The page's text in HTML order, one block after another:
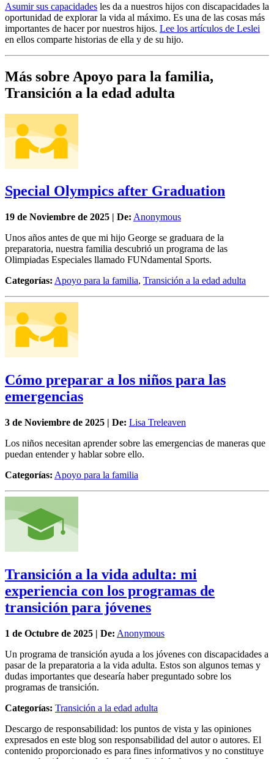
Asumir sus capacidades les da a nuestros hijos con discapacidades la
oportunidad de explorar la vida al máximo. Es una de las cosas más
importantes de hacer por nuestros hijos. Lee los artículos de Leslei
en ellos comparte historias de ella y de su hijo.
Más sobre Apoyo para la familia,
Transición a la edad adulta
Special Olympics after Graduation
19 de Noviembre de 2025 | De: Anonymous
Unos años antes de que mi hijo George se graduara de la
preparatoria, nuestra familia descubrió un programa de las
Olimpiadas Especiales llamado FUNdamental Sports.
Categorías: Apoyo para la familia, Transición a la edad adulta
Cómo preparar a los niños para las
emergencias
3 de Noviembre de 2025 | De: Lisa Treleaven
Los niños necesitan aprender sobre las emergencias de maneras que
puedan entender y hablar sobre ello.
Categorías: Apoyo para la familia
Transición a la vida adulta: mi
experiencia con los programas de
transición para jóvenes
1 de Octubre de 2025 | De: Anonymous
Un programa de transición ayuda a los jóvenes con discapacidades a
pasar de la preparatoria a la vida adulta. Estos son algunos temas y
dudas importantes que desearía haber preguntado sobre los
programas de transición.
Categorías: Transición a la edad adulta
Descargo de responsabilidad: los puntos de vista y las opiniones
expresados en este blog son responsabilidad del autor o autores. El
contenido proporcionado es para fines informativos y no constituye